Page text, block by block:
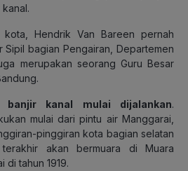
Hendrik Van Bareen pernah
Sipil bagian Pengairan, Departemen
merupakan seorang Guru Besar
banjir kanal mulai dijalankan.
mulai dari pintu air Manggarai,
pinggiran kota bagian selatan
akan bermuara di Muara
di tahun 1919.